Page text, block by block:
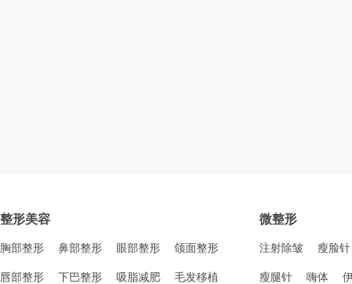
整形美容
胸部整形 鼻部整形 眼部整形 颌面整形
唇部整形 下巴整形 吸脂减肥 毛发移植
微整形
注射除皱 瘦脸针
瘦腿针 嗨体